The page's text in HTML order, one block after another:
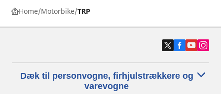
Home Motorbike TRP
Dæk til personvogne, firhjulstrækkere og
varevogne